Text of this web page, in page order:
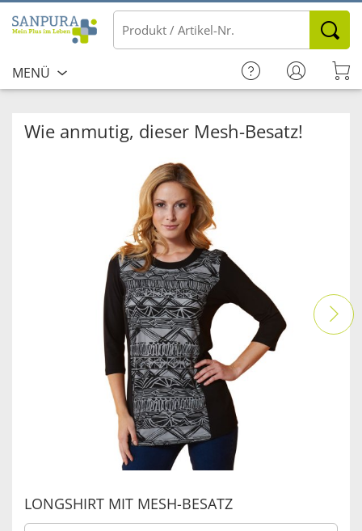
MENÜ
Wie anmutig, dieser Mesh-Besatz!
LONGSHIRT MIT MESH-BESATZ